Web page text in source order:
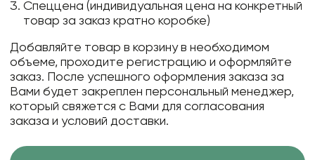
Спеццена (индивидуальная цена на конкретный
товар за заказ кратно коробке)
Добавляйте товар в корзину в необходимом
объеме, проходите регистрацию и оформляйте
заказ. После успешного оформления заказа за
Вами будет закреплен персональный менеджер,
который свяжется с Вами для согласования
заказа и условий доставки.